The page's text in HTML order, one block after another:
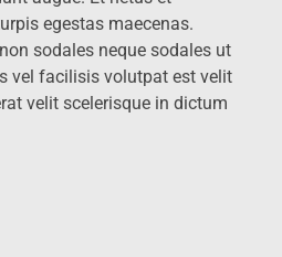
egestas maecenas.
sodales neque sodales ut
vel facilisis volutpat est velit
velit scelerisque in dictum